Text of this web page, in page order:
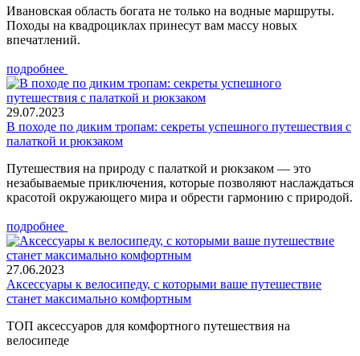
Ивановская область богата не только на водные маршруты.
Походы на квадроциклах принесут вам массу новых
впечатлений.
подробнее
29.07.2023
В походе по диким тропам: секреты успешного путешествия с
палаткой и рюкзаком
Путешествия на природу с палаткой и рюкзаком — это
незабываемые приключения, которые позволяют наслаждаться
красотой окружающего мира и обрести гармонию с природой.
подробнее
27.06.2023
Аксессуары к велосипеду, с которыми ваше путешествие
станет максимально комфортным
ТОП аксессуаров для комфортного путешествия на
велосипеде